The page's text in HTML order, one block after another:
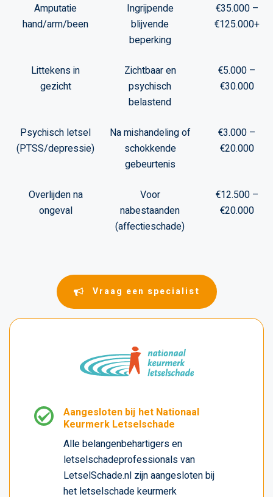
Amputatie
hand/arm/been
Ingrijpende
blijvende
beperking
€35.000 –
€125.000+
Littekens in
gezicht
Zichtbaar en
psychisch
belastend
€5.000 –
€30.000
Psychisch letsel
(PTSS/depressie)
Na mishandeling of
schokkende
gebeurtenis
€3.000 –
€20.000
Overlijden na
ongeval
Voor
nabestaanden
(affectieschade)
€12.500 –
€20.000
Vraag een specialist
Aangesloten bij het Nationaal
Keurmerk Letselschade
Alle belangenbehartigers en
letselschadeprofessionals van
LetselSchade.nl zijn aangesloten bij
het letselschade keurmerk